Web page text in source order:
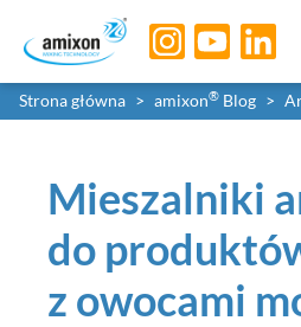
Skip to main navigation
Skip to main content
Skip to page footer
You are here:
Strona główna amixon® Blog
Mieszalniki
do
z owocami